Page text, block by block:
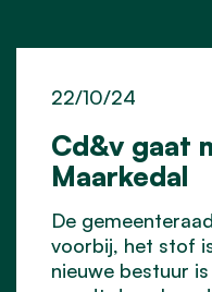
Cd&v gaat
Maarkedal
22/10/24
De
voorbij, het stof
nieuwe bestuur